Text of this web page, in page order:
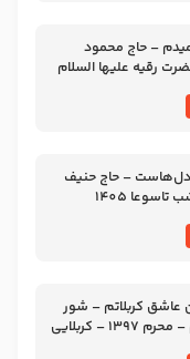
– حاج محمود
رقیه علیها السلام
– حاج حنیف
1405
عاشق کربلاتم – شور
زمینه – شب هفتم – محرم 1397 – کربلایی